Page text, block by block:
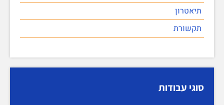
תיאטרון
תקשורת
סוגי עבודות